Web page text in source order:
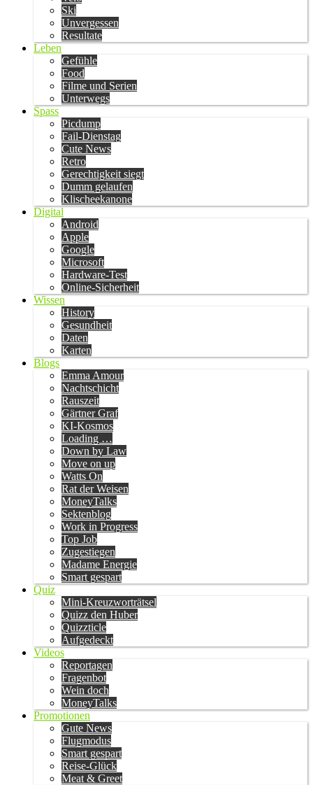
Ski
Unvergessen
Resultate
Leben
Gefühle
Food
Filme und Serien
Unterwegs
Spass
Picdump
Fail-Dienstag
Cute News
Retro
Gerechtigkeit siegt
Dumm gelaufen
Klischeekanone
Digital
Android
Apple
Google
Microsoft
Hardware-Test
Online-Sicherheit
Wissen
History
Gesundheit
Daten
Karten
Blogs
Emma Amour
Nachtschicht
Rauszeit
Gärtner Graf
KI-Kosmos
Loading …
Down by Law
Move on up
Watts On
Rat der Weisen
MoneyTalks
Sektenblog
Work in Progress
Top Job
Zugestiegen
Madame Energie
Smart gespart
Quiz
Mini-Kreuzworträtsel
Quizz den Huber
Quizzticle
Aufgedeckt
Videos
Reportagen
Fragenbot
Wein doch
MoneyTalks
Promotionen
Gute News
Flugmodus
Smart gespart
Reise-Glück
Meat & Greet